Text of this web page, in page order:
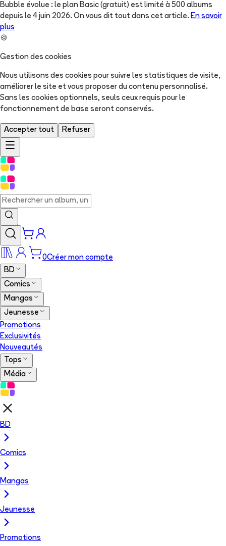
Bubble évolue : le plan Basic (gratuit) est limité à 500 albums
depuis le 4 juin 2026. On vous dit tout dans cet article. En savoir
plus
🍪
Gestion des cookies
Nous utilisons des cookies pour suivre les statistiques de visite,
améliorer le site et vous proposer du contenu personnalisé.
Sans les cookies optionnels, seuls ceux requis pour le
fonctionnement de base seront conservés.
Accepter tout Refuser
0Créer mon compte
BD
Comics
Mangas
Jeunesse
Promotions
Exclusivités
Nouveautés
Tops
Média
BD
Comics
Mangas
Jeunesse
Promotions